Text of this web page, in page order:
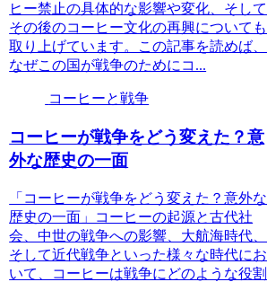
ヒー禁止の具体的な影響や変化、そして
その後のコーヒー文化の再興についても
取り上げています。この記事を読めば、
なぜこの国が戦争のためにコ...
コーヒーと戦争
コーヒーが戦争をどう変えた？意
外な歴史の一面
「コーヒーが戦争をどう変えた？意外な
歴史の一面」コーヒーの起源と古代社
会、中世の戦争への影響、大航海時代、
そして近代戦争といった様々な時代にお
いて、コーヒーは戦争にどのような役割